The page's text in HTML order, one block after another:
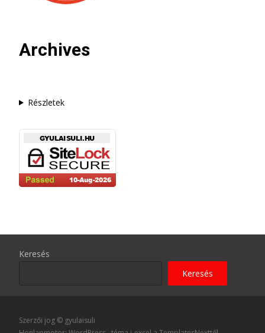
Archives
Részletek
Keresés
Keresés
Szerzői jog © gyulaisuli